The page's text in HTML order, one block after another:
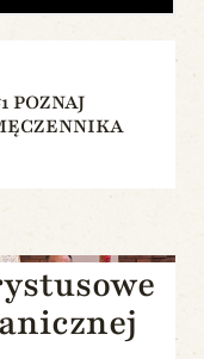
POZNAJ